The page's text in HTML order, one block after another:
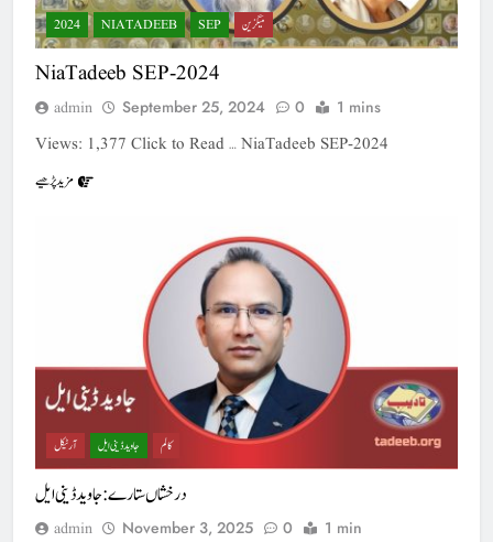
2024 NIATADEEB SEP میگزین
NiaTadeeb SEP-2024
admin September 25, 2024 0 1 mins
Views: 1,377 Click to Read … NiaTadeeb SEP-2024
مزید پڑھیے
آرٹیکل جاوید ڈینی ایل کالم
درخشاں ستارے : جاوید ڈینی ایل
admin November 3, 2025 0 1 min